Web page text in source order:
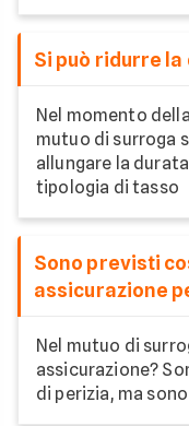
Si può ridurre
Nel momento
mutuo di surroga
allungare la
tipologia di tasso
Sono previsti
assicurazione
Nel mutuo di
assicurazione?
di perizia, ma